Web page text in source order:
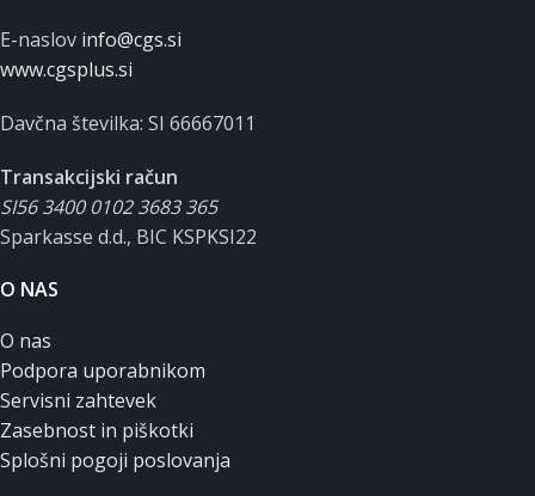
E-naslov info@cgs.si
www.cgsplus.si
Davčna številka: SI 66667011
Transakcijski račun
SI56 3400 0102 3683 365
Sparkasse d.d., BIC KSPKSI22
O NAS
O nas
Podpora uporabnikom
Servisni zahtevek
Zasebnost in piškotki
Splošni pogoji poslovanja